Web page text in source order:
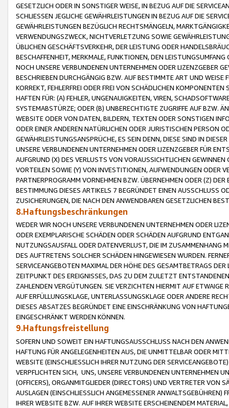
GESETZLICH ODER IN SONSTIGER WEISE, IN BEZUG AUF DIE
SCHLIESSEN JEGLICHE GEWÄHRLEISTUNGEN IN BEZUG AUF DIE
GEWÄHRLEISTUNGEN BEZÜGLICH RECHTSMÄNGELN,
VERWENDUNGSZWECK, NICHTVERLETZUNG SOWIE
ÜBLICHEN GESCHÄFTSVERKEHR, DER LEISTUNG ODER
BESCHAFFENHEIT, MERKMALE, FUNKTIONEN, DEN
NOCH UNSERE VERBUNDENEN UNTERNEHMEN ODER LIZENZGEBER
BESCHRIEBEN DURCHGÄNGIG BZW. AUF BESTIMMTE ART UND
KORREKT, FEHLERFREI ODER FREI VON SCHÄDLICHEN
HAFTEN FÜR: (A) FEHLER, UNGENAUIGKEITEN, VIREN,
SYSTEMABSTÜRZE; ODER (B) UNBERECHTIGTE ZUGRIFFE AUF BZW.
WEBSITE ODER VON DATEN, BILDERN, TEXTEN ODER SONSTIGEN
ODER EINER ANDEREN NATÜRLICHEN ODER JURISTISCHEN PERSON
GEWÄHRLEISTUNGSANSPRÜCHE, ES SEIN DENN, DIESE SIND IN
UNSERE VERBUNDENEN UNTERNEHMEN ODER LIZENZGEBER FÜR
AUFGRUND (X) DES VERLUSTS VON VORAUSSICHTLICHEN
VORTEILEN SOWIE (Y) VON INVESTITIONEN, AUFWENDUNGEN ODER
PARTNERPROGRAMM VORNEHMEN BZW. ÜBERNEHMEN ODER (Z)
BESTIMMUNG DIESES ARTIKELS 7 BEGRÜNDET EINEN AUSSCHLUSS
ZUSICHERUNGEN, DIE NACH DEN ANWENDBAREN GESETZLICHEN
8.Haftungsbeschränkungen
WEDER WIR NOCH UNSERE VERBUNDENEN UNTERNEHMEN ODER
ODER EXEMPLARISCHE SCHÄDEN ODER SCHÄDEN AUFGRUND
NUTZUNGSAUSFALL ODER DATENVERLUST, DIE IM ZUSAMMENHANG
DES AUFTRETENS SOLCHER SCHÄDEN HINGEWIESEN WURDEN.
SERVICEANGEBOTEN MAXIMAL DER HÖHE DES GESAMTBETRAGS
ZEITPUNKT DES EREIGNISSES, DAS ZU DEM ZULETZT
ZAHLENDEN VERGÜTUNGEN. SIE VERZICHTEN HIERMIT AUF
AUF ERFÜLLUNGSKLAGE, UNTERLASSUNGSKLAGE ODER ANDERE
DIESES ABSATZES BEGRÜNDET EINE EINSCHRÄNKUNG VON
EINGESCHRÄNKT WERDEN KÖNNEN.
9.Haftungsfreistellung
SOFERN UND SOWEIT EIN HAFTUNGSAUSSCHLUSS NACH DEN
HAFTUNG FÜR ANGELEGENHEITEN AUS, DIE UNMITTELBAR ODER
WEBSITE (EINSCHLIESSLICH IHRER NUTZUNG DER
VERPFLICHTEN SICH, UNS, UNSERE VERBUNDENEN UNTERNEHMEN
(OFFICERS), ORGANMITGLIEDER (DIRECTORS) UND VERTRETER VON
AUSLAGEN (EINSCHLIESSLICH ANGEMESSENER
IHRER WEBSITE BZW. AUF IHRER WEBSITE ERSCHEINENDEM